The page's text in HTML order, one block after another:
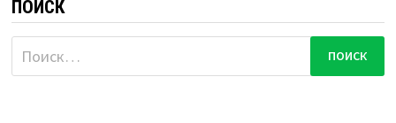
ПОИСК
Найти: